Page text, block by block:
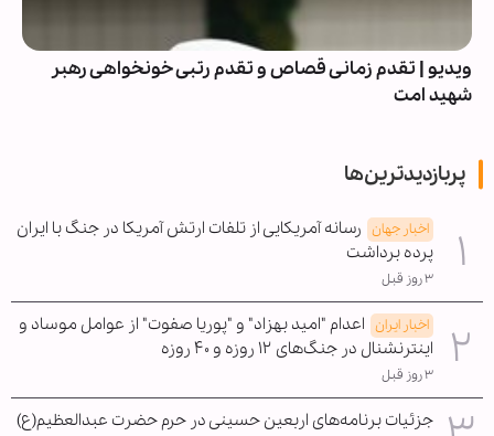
ویدیو | تقدم زمانی قصاص و تقدم رتبی خونخواهی رهبر
شهید امت
پربازدیدترین‌ها
اخبار جهان رسانه آمریکایی از تلفات ارتش آمریکا در جنگ با ایران
پرده برداشت
۳ روز قبل
اخبار ایران اعدام "امید بهزاد" و "پوریا صفوت" از عوامل موساد و
اینترنشنال در جنگ‌های ۱۲ روزه و ۴۰ روزه
۳ روز قبل
جزئیات برنامه‌های اربعین حسینی در حرم حضرت عبدالعظیم(ع)